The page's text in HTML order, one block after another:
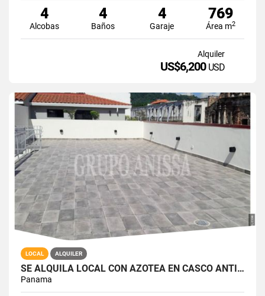
4
Alcobas
4
Baños
4
Garaje
769
Área m2
Alquiler
US$6,200 USD
LOCAL ALQUILER
SE ALQUILA LOCAL CON AZOTEA EN CASCO ANTIGUO
Panama